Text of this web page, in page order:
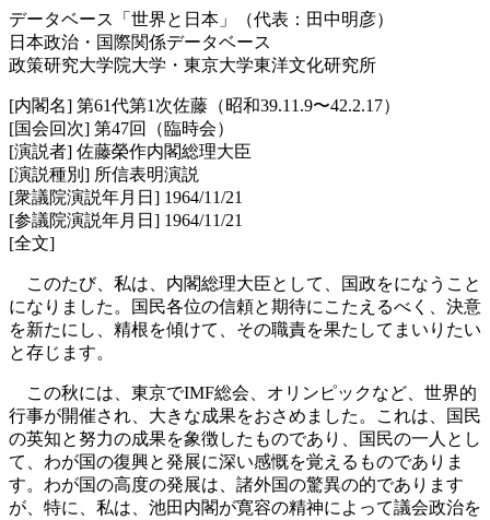
データベース「世界と日本」（代表：田中明彦）
日本政治・国際関係データベース
政策研究大学院大学・東京大学東洋文化研究所
[内閣名] 第61代第1次佐藤（昭和39.11.9〜42.2.17）
[国会回次] 第47回（臨時会）
[演説者] 佐藤榮作内閣総理大臣
[演説種別] 所信表明演説
[衆議院演説年月日] 1964/11/21
[参議院演説年月日] 1964/11/21
[全文]
このたび、私は、内閣総理大臣として、国政をになうこと
になりました。国民各位の信頼と期待にこたえるべく、決意
を新たにし、精根を傾けて、その職責を果たしてまいりたい
と存じます。
この秋には、東京でIMF総会、オリンピックなど、世界的
行事が開催され、大きな成果をおさめました。これは、国民
の英知と努力の成果を象徴したものであり、国民の一人とし
て、わが国の復興と発展に深い感慨を覚えるものでありま
す。わが国の高度の発展は、諸外国の驚異の的であります
が、特に、私は、池田内閣が寛容の精神によって議会政治を